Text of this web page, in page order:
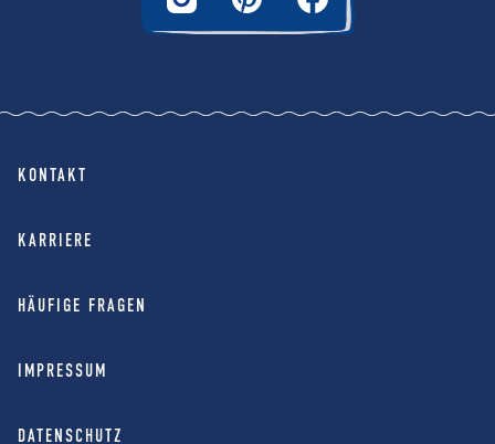
KONTAKT
KARRIERE
HÄUFIGE FRAGEN
IMPRESSUM
DATENSCHUTZ